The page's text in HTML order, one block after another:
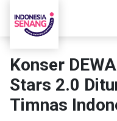
Konser
Stars 2.0
Timnas